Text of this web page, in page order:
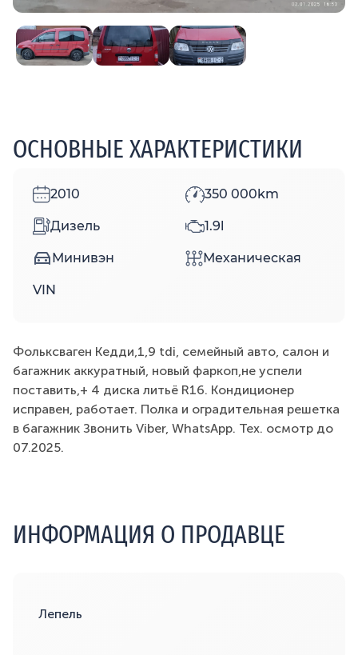
ОСНОВНЫЕ ХАРАКТЕРИСТИКИ
2010 350 000km
Дизель 1.9l
Минивэн Механическая
VIN
Фольксваген Кедди,1,9 tdi, семейный авто, салон и
багажник аккуратный, новый фаркоп,не успели
поставить,+ 4 диска литьё R16. Кондиционер
исправен, работает. Полка и оградительная решетка
в багажник Звонить Viber, WhatsApp. Тех. осмотр до
07.2025.
ИНФОРМАЦИЯ О ПРОДАВЦЕ
Лепель